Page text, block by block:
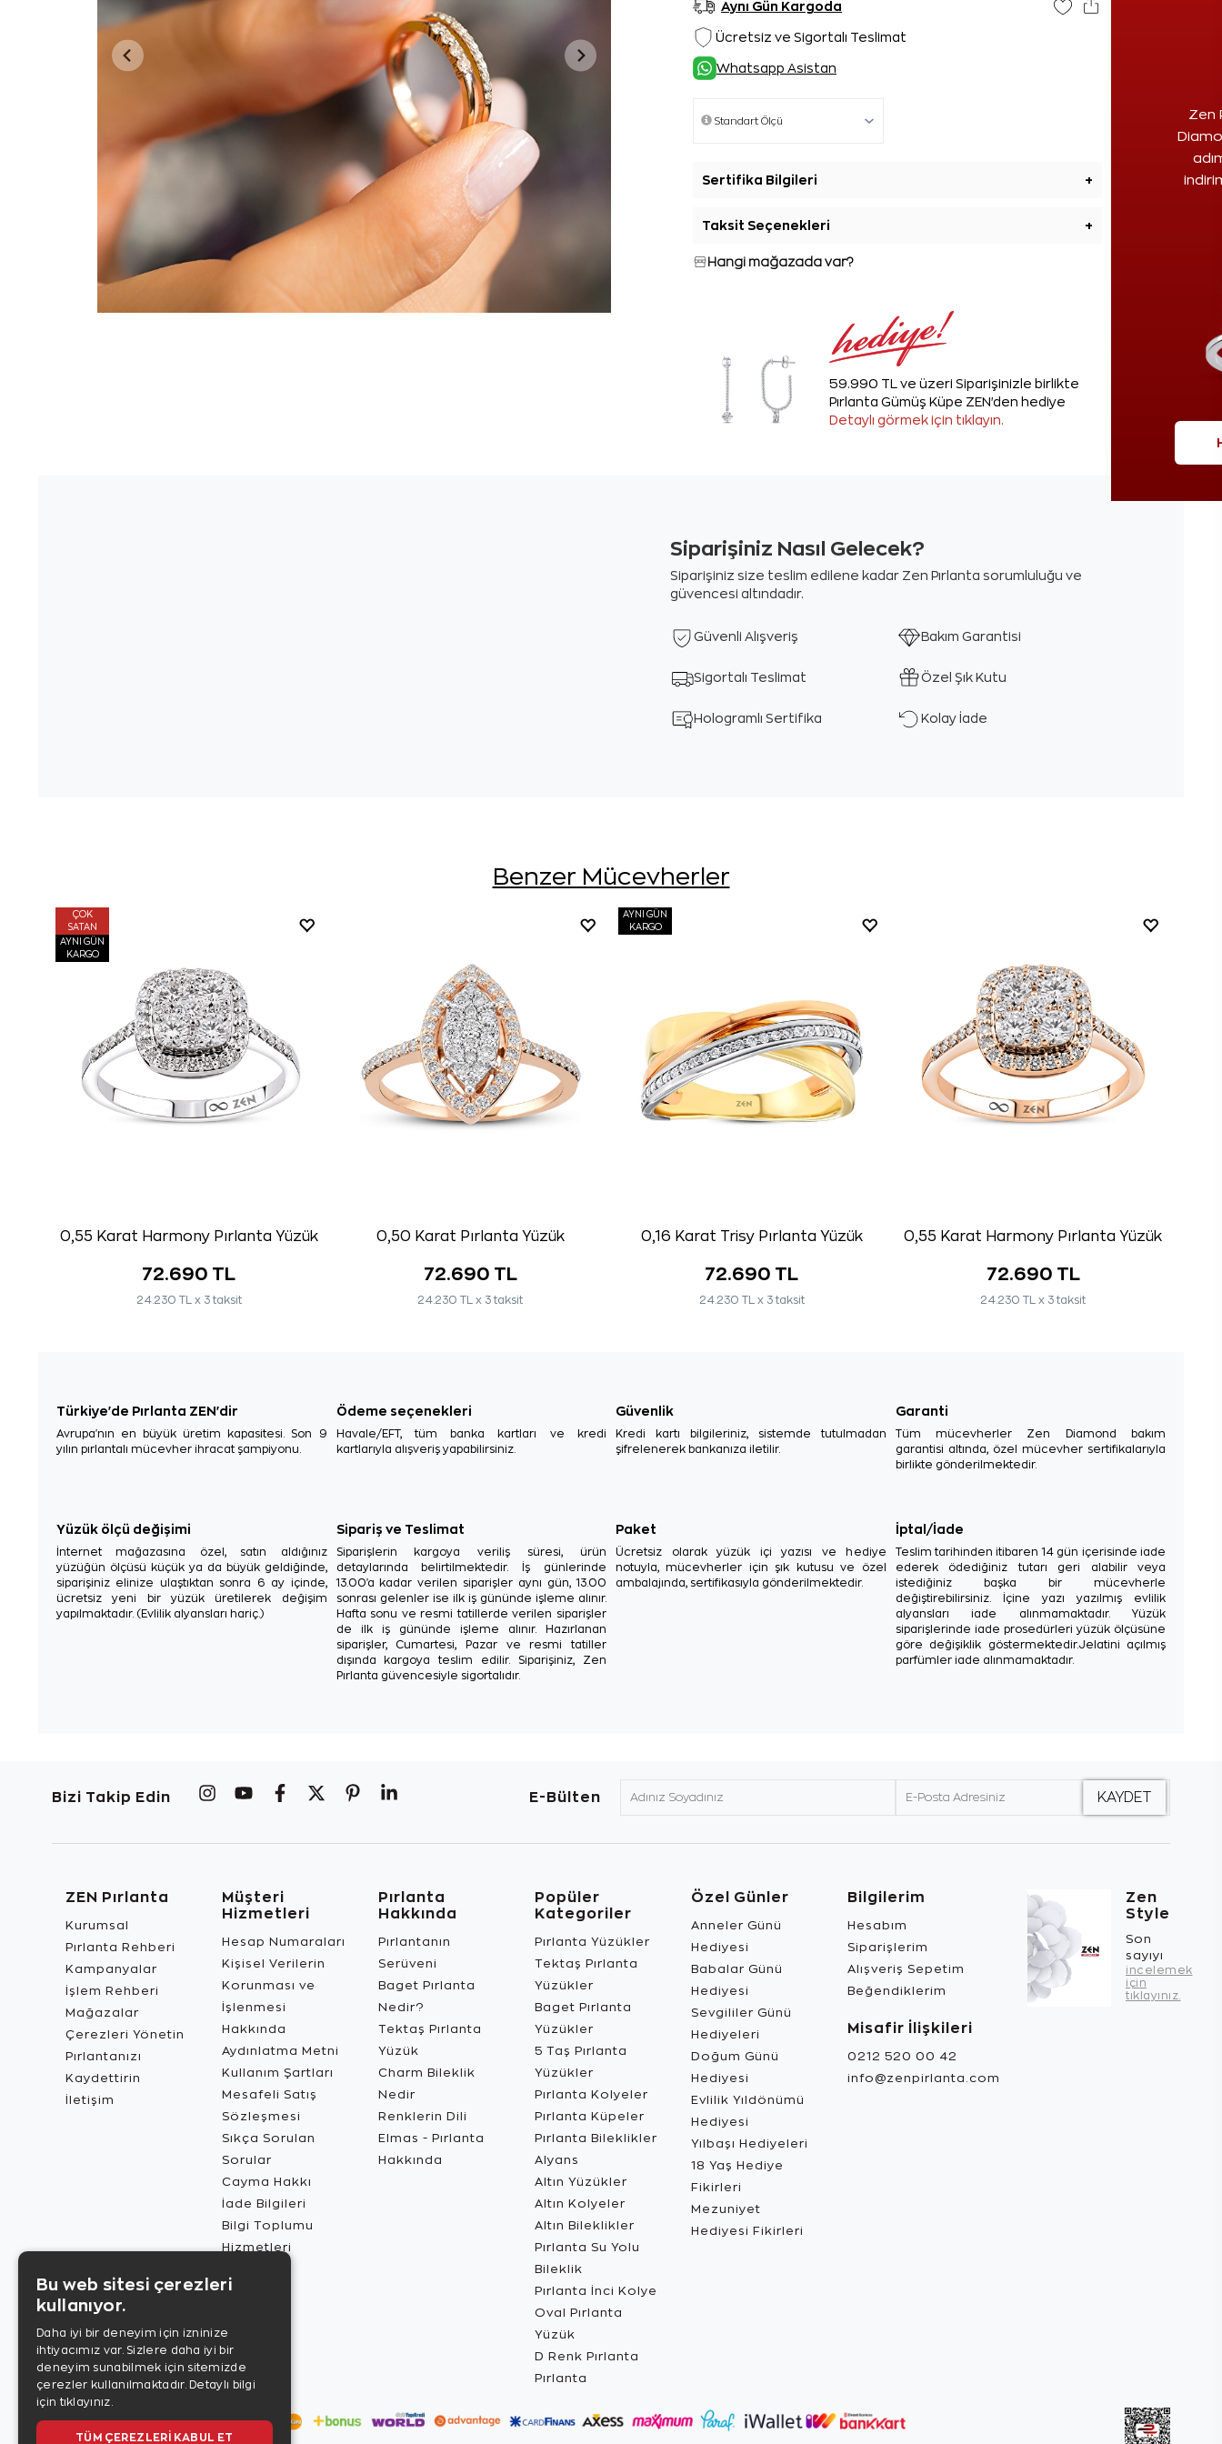
Zen
Aynı Gün Kargoda
Ücretsiz ve Sigortalı Teslimat
Whatsapp Asistan
Sertifika Bilgileri +
Taksit Seçenekleri +
Hangi mağazada var?
59.990 TL ve üzeri Siparişinizle birlikte
Pırlanta Gümüş Küpe ZEN'den hediye
Detaylı görmek için tıklayın.
Siparişiniz Nasıl Gelecek?
Siparişiniz size teslim edilene kadar Zen Pırlanta sorumluluğu ve
güvencesi altındadır.
Güvenli Alışveriş Bakım Garantisi
Sigortalı Teslimat Özel Şık Kutu
Hologramlı Sertifika Kolay İade
Benzer Mücevherler
ÇOK
SATAN
AYNI GÜN
KARGO
0,55 Karat Harmony Pırlanta Yüzük
72.690 TL
24.230 TL x 3 taksit
0,50 Karat Pırlanta Yüzük
72.690 TL
24.230 TL x 3 taksit
AYNI GÜN
KARGO
0,16 Karat Trisy Pırlanta Yüzük
72.690 TL
24.230 TL x 3 taksit
0,55 Karat Harmony Pırlanta Yüzük
72.690 TL
24.230 TL x 3 taksit
Türkiye'de Pırlanta ZEN'dir
Avrupa'nın en büyük üretim kapasitesi. Son 9
yılın pırlantalı mücevher ihracat şampiyonu.
Ödeme seçenekleri
Havale/EFT, tüm banka kartları ve kredi
kartlarıyla alışveriş yapabilirsiniz.
Güvenlik
Kredi kartı bilgileriniz, sistemde tutulmadan
şifrelenerek bankanıza iletilir.
Garanti
Tüm mücevherler Zen Diamond bakım
garantisi altında, özel mücevher sertifikalarıyla
birlikte gönderilmektedir.
Yüzük ölçü değişimi
İnternet mağazasına özel, satın aldığınız
yüzüğün ölçüsü küçük ya da büyük geldiğinde,
siparişiniz elinize ulaştıktan sonra 6 ay içinde,
ücretsiz yeni bir yüzük üretilerek değişim
yapılmaktadır. (Evlilik alyansları hariç.)
Sipariş ve Teslimat
Siparişlerin kargoya veriliş süresi, ürün
detaylarında belirtilmektedir. İş günlerinde
13.00'a kadar verilen siparişler aynı gün, 13.00
sonrası gelenler ise ilk iş gününde işleme alınır.
Hafta sonu ve resmi tatillerde verilen siparişler
de ilk iş gününde işleme alınır. Hazırlanan
siparişler, Cumartesi, Pazar ve resmi tatiller
dışında kargoya teslim edilir. Siparişiniz, Zen
Pırlanta güvencesiyle sigortalıdır.
Paket
Ücretsiz olarak yüzük içi yazısı ve hediye
notuyla, mücevherler için şık kutusu ve özel
ambalajında, sertifikasıyla gönderilmektedir.
İptal/İade
Teslim tarihinden itibaren 14 gün içerisinde iade
ederek ödediğiniz tutarı geri alabilir veya
istediğiniz başka bir mücevherle
değiştirebilirsiniz. İçine yazı yazılmış evlilik
alyansları iade alınmamaktadır. Yüzük
siparişlerinde iade prosedürleri yüzük ölçüsüne
göre değişiklik göstermektedir.Jelatini açılmış
parfümler iade alınmamaktadır.
Bizi Takip Edin E-Bülten
ZEN Pırlanta
Kurumsal
Pırlanta Rehberi
Kampanyalar
İşlem Rehberi
Mağazalar
Çerezleri Yönetin
Pırlantanızı
Kaydettirin
İletişim
Müşteri
Hizmetleri
Hesap Numaraları
Kişisel Verilerin
Korunması ve
İşlenmesi
Hakkında
Aydınlatma Metni
Kullanım Şartları
Mesafeli Satış
Sözleşmesi
Sıkça Sorulan
Sorular
Cayma Hakkı
İade Bilgileri
Bilgi Toplumu
Hizmetleri
Pırlanta
Hakkında
Pırlantanın
Serüveni
Baget Pırlanta
Nedir?
Tektaş Pırlanta
Yüzük
Charm Bileklik
Nedir
Renklerin Dili
Elmas - Pırlanta
Hakkında
Popüler
Kategoriler
Pırlanta Yüzükler
Tektaş Pırlanta
Yüzükler
Baget Pırlanta
Yüzükler
5 Taş Pırlanta
Yüzükler
Pırlanta Kolyeler
Pırlanta Küpeler
Pırlanta Bileklikler
Alyans
Altın Yüzükler
Altın Kolyeler
Altın Bileklikler
Pırlanta Su Yolu
Bileklik
Pırlanta İnci Kolye
Oval Pırlanta
Yüzük
D Renk Pırlanta
Pırlanta
Özel Günler
Anneler Günü
Hediyesi
Babalar Günü
Hediyesi
Sevgililer Günü
Hediyeleri
Doğum Günü
Hediyesi
Evlilik Yıldönümü
Hediyesi
Yılbaşı Hediyeleri
18 Yaş Hediye
Fikirleri
Mezuniyet
Hediyesi Fikirleri
Bilgilerim
Hesabım
Siparişlerim
Alışveriş Sepetim
Beğendiklerim
Misafir İlişkileri
0212 520 00 42
info@zenpirlanta.com
Zen
Style
Son
sayıyı
incelemek
için
tıklayınız.
Bu web sitesi çerezleri
kullanıyor.
Daha iyi bir deneyim için izninize
ihtiyacımız var. Sizlere daha iyi bir
deneyim sunabilmek için sitemizde
çerezler kullanılmaktadır. Detaylı bilgi
için tıklayınız.
TÜM ÇEREZLERI KABUL ET